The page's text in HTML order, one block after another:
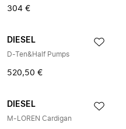
304 €
DIESEL
D-Ten&Half Pumps
520,50 €
DIESEL
M-LOREN Cardigan